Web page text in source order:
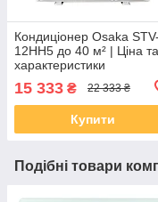
Кондиціонер Osaka STV-
12HH5 до 40 м² | Ціна та
характеристики
15 333 ₴ 22 333 ₴
Купити
Подібні товари